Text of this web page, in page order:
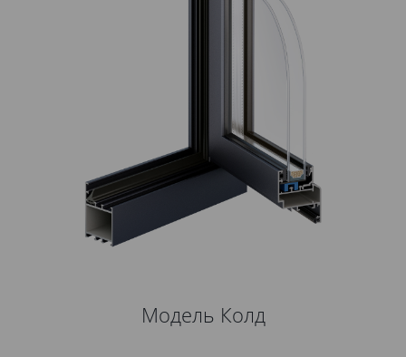
Модель Колд